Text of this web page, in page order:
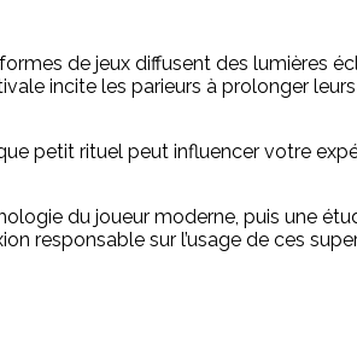
de jeux diffusent des lumières
incite les parieurs à prolonger
petit rituel peut influencer votre
du joueur moderne, puis une
responsable sur l’usage de ces